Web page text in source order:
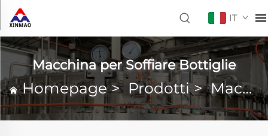
IT
Macchina per Soffiare Bottiglie
Homepage> Prodotti>Macchina per Soffiare Bottiglie